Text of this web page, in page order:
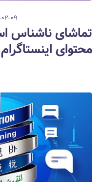
تماشای ناشناس
محتوای اینستاگرام